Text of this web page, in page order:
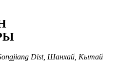
Dist, Шанхай, Кытай